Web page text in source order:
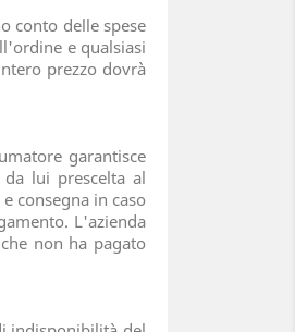
conto delle spese
e qualsiasi
prezzo dovrà
garantisce
lui prescelta al
consegna in caso
L'azienda
non ha pagato